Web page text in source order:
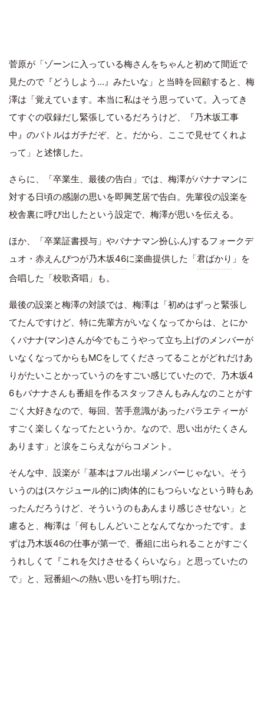
菅原が「ゾーンに入っている梅さんをちゃんと初めて間近で
見たので『どうしよう…』みたいな」と当時を回顧すると、梅
澤は「覚えています。本当に私はそう思っていて。入ってき
てすぐの収録だし緊張しているだろうけど、『乃木坂工事
中』のバトルはガチだぞ、と。だから、ここで見せてくれよ
って」と述懐した。
さらに、「卒業生、最後の告白」では、梅澤がバナナマンに
対する日頃の感謝の思いを即興芝居で告白。先輩役の設楽を
校舎裏に呼び出したという設定で、梅澤が思いを伝える。
ほか、「卒業証書授与」やバナナマン扮(ふん)するフォークデ
ュオ・ 赤えんぴつが乃木坂46に楽曲提供した「君ばかり 」を
合唱した「校歌斉唱」も。
最後の設楽と梅澤の対談では、梅澤は「初めはずっと緊張し
てたんですけど、特に先輩方がいなくなってからは、とにか
くバナナ(マン)さんが今でもこうやって立ち上げのメンバーが
いなくなってからもMCをしてくださってることがどれだけあ
りがたいことかっていうのをすごい感じていたので、乃木坂4
6もバナナさんも番組を作るスタッフさんもみんなのことがす
ごく大好きなので、毎回、苦手意識があったバラエティーが
すごく楽しくなってたというか。なので、思い出がたくさん
あります」と涙をこらえながらコメント。
そんな中、設楽が「基本はフル出場メンバーじゃない。そう
いうのは(スケジュール的に)肉体的にもつらいなという時もあ
ったんだろうけど、そういうのもあんまり感じさせない」と
慮ると、梅澤は「何もしんどいことなんてなかったです。ま
ずは乃木坂46の仕事が第一で、番組に出られることがすごく
うれしくて『これを欠けさせるくらいなら』と思っていたの
で」と、冠番組への熱い思いを打ち明けた。